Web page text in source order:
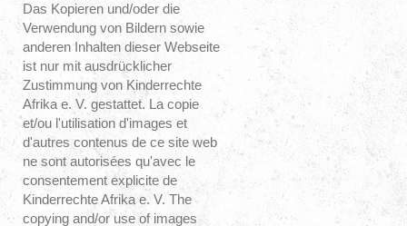
Das Kopieren und/oder die
Verwendung von Bildern sowie
anderen Inhalten dieser Webseite
ist nur mit ausdrücklicher
Zustimmung von Kinderrechte
Afrika e. V. gestattet. La copie
et/ou l'utilisation d'images et
d'autres contenus de ce site web
ne sont autorisées qu'avec le
consentement explicite de
Kinderrechte Afrika e. V. The
copying and/or use of images